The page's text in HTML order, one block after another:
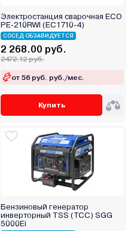
Электростанция сварочная ECO
PE-210RWI (EC1710-4)
СОСЕД ОБЗАВИДУЕТСЯ
2 268.00 руб.
2472.12 руб.
от 56 руб. руб./мес.
Купить
Бензиновый генератор
инверторный TSS (ТСС) SGG
5000Ei